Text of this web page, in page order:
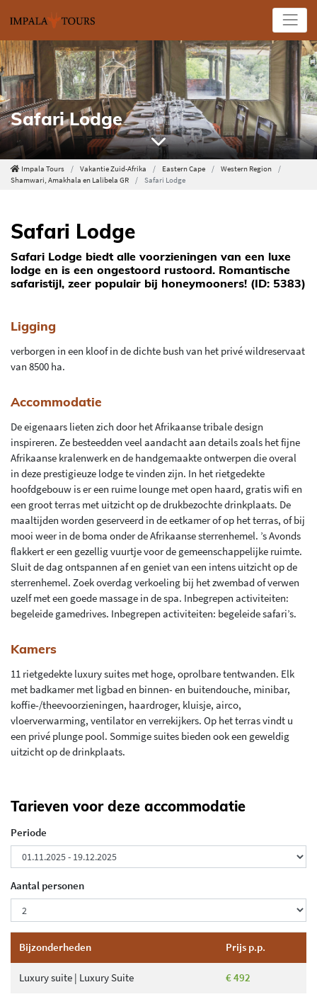
Safari Lodge
Impala Tours Vakantie Zuid-Afrika Eastern Cape
Western Region
Shamwari, Amakhala en Lalibela GR
Safari Lodge
Safari Lodge
Safari Lodge biedt alle voorzieningen van een luxe
lodge en is een ongestoord rustoord. Romantische
safaristijl, zeer populair bij honeymooners! (ID: 5383)
Ligging
verborgen in een kloof in de dichte bush van het privé wildreservaat
van 8500 ha.
Accommodatie
De eigenaars lieten zich door het Afrikaanse tribale design
inspireren. Ze besteedden veel aandacht aan details zoals het fijne
Afrikaanse kralenwerk en de handgemaakte ontwerpen die overal
in deze prestigieuze lodge te vinden zijn. In het rietgedekte
hoofdgebouw is er een ruime lounge met open haard, gratis wifi en
een groot terras met uitzicht op de drukbezochte drinkplaats. De
maaltijden worden geserveerd in de eetkamer of op het terras, of bij
mooi weer in de boma onder de Afrikaanse sterrenhemel. ’s Avonds
flakkert er een gezellig vuurtje voor de gemeenschappelijke ruimte.
Sluit de dag ontspannen af en geniet van een intens uitzicht op de
sterrenhemel. Zoek overdag verkoeling bij het zwembad of verwen
uzelf met een goede massage in de spa. Inbegrepen activiteiten:
begeleide gamedrives. Inbegrepen activiteiten: begeleide safari’s.
Kamers
11 rietgedekte luxury suites met hoge, oprolbare tentwanden. Elk
met badkamer met ligbad en binnen- en buitendouche, minibar,
koffie-/theevoorzieningen, haardroger, kluisje, airco,
vloerverwarming, ventilator en verrekijkers. Op het terras vindt u
een privé plunge pool. Sommige suites bieden ook een geweldig
uitzicht op de drinkplaats.
Tarieven voor deze accommodatie
Periode
Aantal personen
Bijzonderheden Prijs p.p.
Luxury suite | Luxury Suite € 492